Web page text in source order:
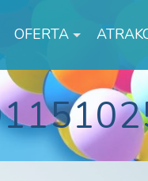
OFERTA